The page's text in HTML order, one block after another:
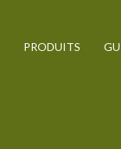
PRODUITS